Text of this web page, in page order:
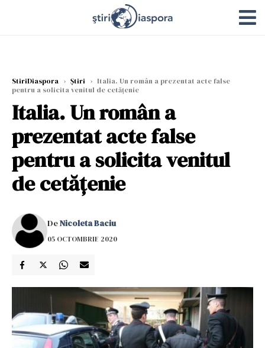
StiriDiaspora › Știri › Italia. Un român a prezentat acte false
pentru a solicita venitul de cetățenie
Italia. Un român a
prezentat acte false
pentru a solicita venitul
de cetățenie
DeNicoleta Baciu
05 OCTOMBRIE 2020